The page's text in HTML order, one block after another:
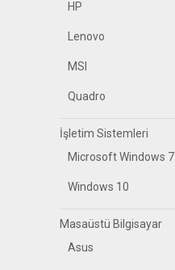
HP
Lenovo
MSI
Quadro
İşletim Sistemleri
Microsoft Windows 7
Windows 10
Masaüstü Bilgisayar
Asus